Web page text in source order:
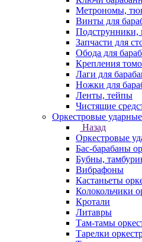
Метрономы,
Винты для
Запчасти для
Обода для
Крепления
Лаги для
Ножки для
Ленты, тейпы
Чистящие
Оркестровые
Назад
Оркестровые
Бас-барабаны
Бубны,
Вибрафоны
Кастаньеты
Колокольчики
Кротали
Литавры
Там-тамы
Тарелки